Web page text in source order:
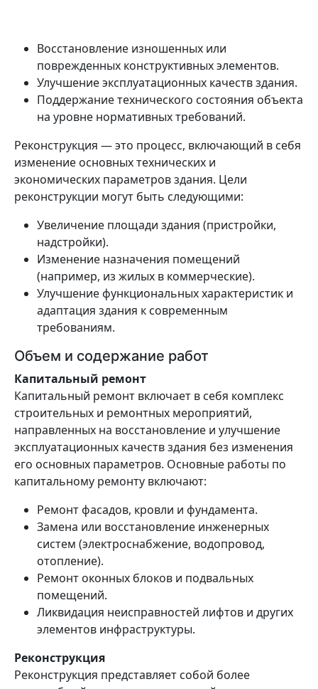
Восстановление изношенных или
поврежденных конструктивных элементов.
Улучшение эксплуатационных качеств здания.
Поддержание технического состояния объекта
на уровне нормативных требований.
Реконструкция — это процесс, включающий в себя
изменение основных технических и
экономических параметров здания. Цели
реконструкции могут быть следующими:
Увеличение площади здания (пристройки,
надстройки).
Изменение назначения помещений
(например, из жилых в коммерческие).
Улучшение функциональных характеристик и
адаптация здания к современным
требованиям.
Объем и содержание работ
Капитальный ремонт
Капитальный ремонт включает в себя комплекс
строительных и ремонтных мероприятий,
направленных на восстановление и улучшение
эксплуатационных качеств здания без изменения
его основных параметров. Основные работы по
капитальному ремонту включают:
Ремонт фасадов, кровли и фундамента.
Замена или восстановление инженерных
систем (электроснабжение, водопровод,
отопление).
Ремонт оконных блоков и подвальных
помещений.
Ликвидация неисправностей лифтов и других
элементов инфраструктуры.
Реконструкция
Реконструкция представляет собой более